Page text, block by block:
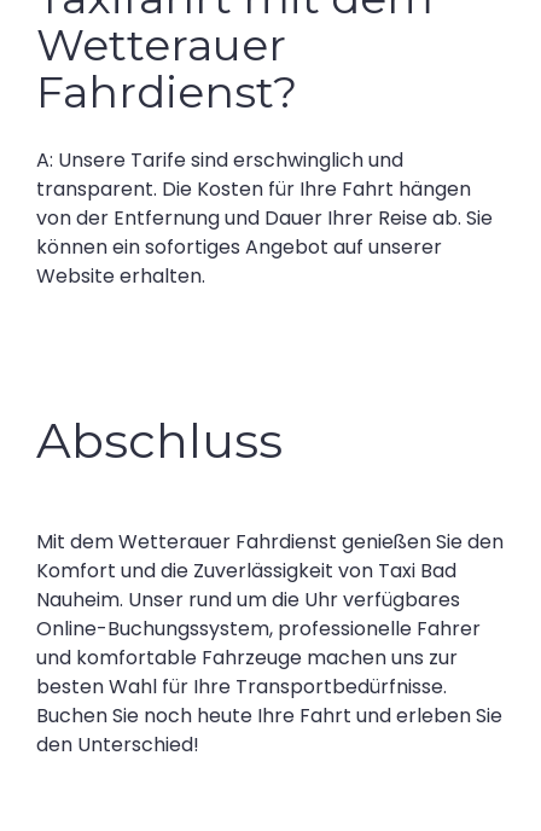
Wetterauer
Fahrdienst?
A: Unsere Tarife sind erschwinglich und
transparent. Die Kosten für Ihre Fahrt hängen
von der Entfernung und Dauer Ihrer Reise ab. Sie
können ein sofortiges Angebot auf unserer
Website erhalten.
Abschluss
Mit dem Wetterauer Fahrdienst genießen Sie den
Komfort und die Zuverlässigkeit von Taxi Bad
Nauheim. Unser rund um die Uhr verfügbares
Online-Buchungssystem, professionelle Fahrer
und komfortable Fahrzeuge machen uns zur
besten Wahl für Ihre Transportbedürfnisse.
Buchen Sie noch heute Ihre Fahrt und erleben Sie
den Unterschied!